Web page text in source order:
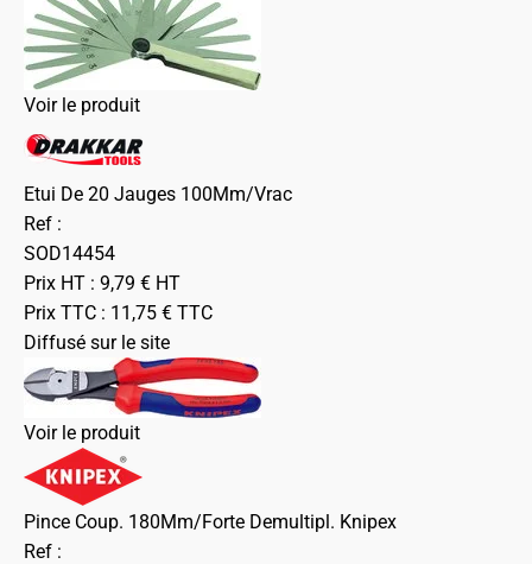
Voir le produit
Etui De 20 Jauges 100Mm/Vrac
Ref :
SOD14454
Prix HT : 9,79 € HT
Prix TTC : 11,75 € TTC
Diffusé sur le site
Voir le produit
Pince Coup. 180Mm/Forte Demultipl. Knipex
Ref :